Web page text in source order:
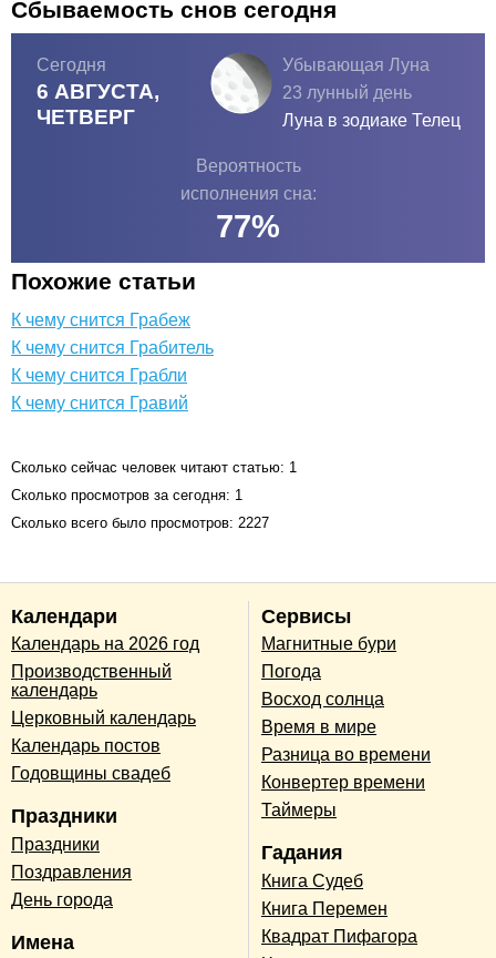
Сбываемость снов сегодня
Сегодня
6 АВГУСТА,
ЧЕТВЕРГ
Убывающая Луна
23 лунный день
Луна в зодиаке Телец
Вероятность
исполнения сна:
77%
Похожие статьи
К чему снится Грабеж
К чему снится Грабитель
К чему снится Грабли
К чему снится Гравий
Сколько сейчас человек читают статью: 1
Сколько просмотров за сегодня: 1
Сколько всего было просмотров: 2227
Календари
Календарь на 2026 год
Производственный
календарь
Церковный календарь
Календарь постов
Годовщины свадеб
Праздники
Праздники
Поздравления
День города
Имена
Сервисы
Магнитные бури
Погода
Восход солнца
Время в мире
Разница во времени
Конвертер времени
Таймеры
Гадания
Книга Судеб
Книга Перемен
Квадрат Пифагора